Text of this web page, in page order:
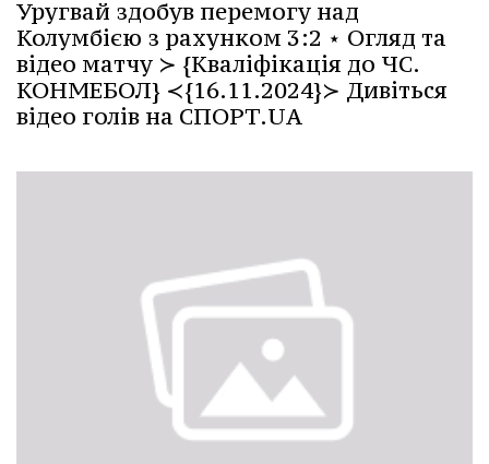
Уругвай здобув перемогу над
Колумбією з рахунком 3:2 ⋆ Огляд та
відео матчу ≻ {Кваліфікація до ЧС.
КОНМЕБОЛ} ≺{16.11.2024}≻ Дивіться
відео голів на СПОРТ.UA